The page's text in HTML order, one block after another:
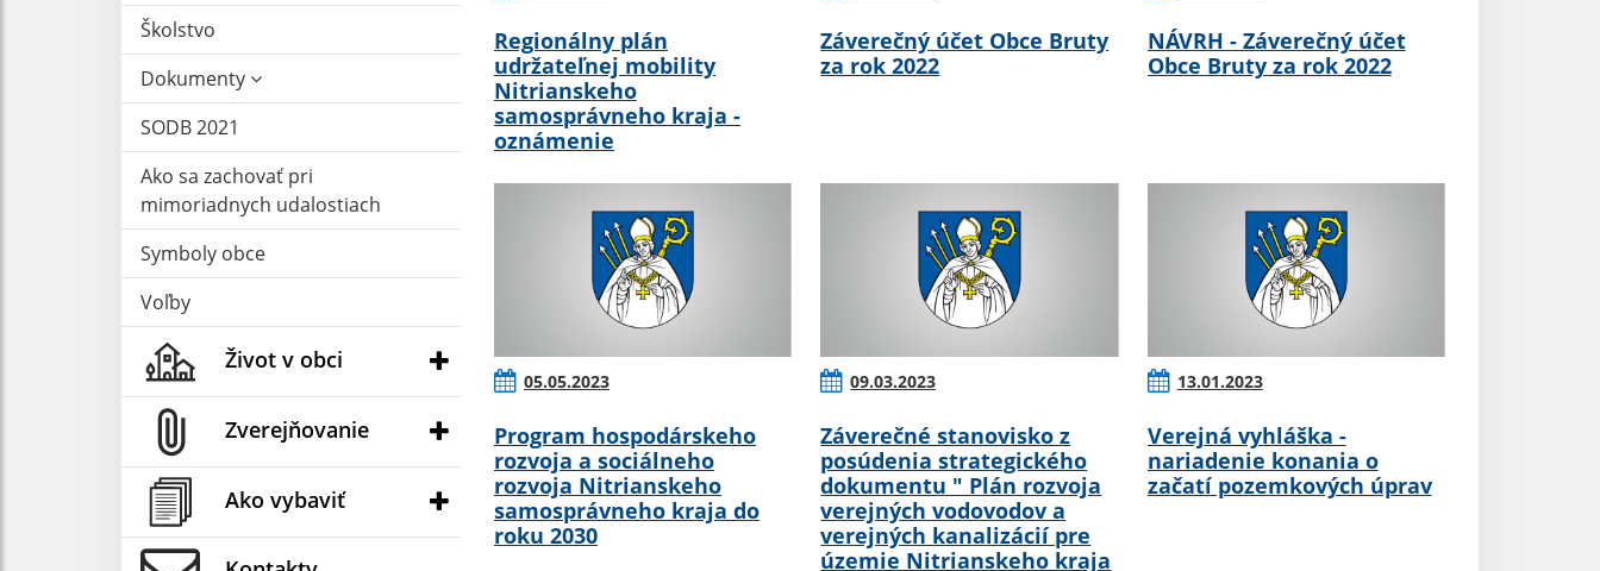
Školstvo
Dokumenty
SODB 2021
Ako sa zachovať pri
mimoriadnych udalostiach
Symboly obce
Voľby
Život v obci
Zverejňovanie
Ako vybaviť
Regionálny plán
udržateľnej mobility
Nitrianskeho
samosprávneho kraja -
oznámenie
Záverečný účet Obce Bruty
za rok 2022
NÁVRH - Záverečný účet
Obce Bruty za rok 2022
05.05.2023
Program hospodárskeho
rozvoja a sociálneho
rozvoja Nitrianskeho
samosprávneho kraja do
roku 2030
09.03.2023
Záverečné stanovisko z
posúdenia strategického
dokumentu " Plán rozvoja
verejných vodovodov a
verejných kanalizácií pre
územie Nitrianskeho kraja
13.01.2023
Verejná vyhláška -
nariadenie konania o
začatí pozemkových úprav